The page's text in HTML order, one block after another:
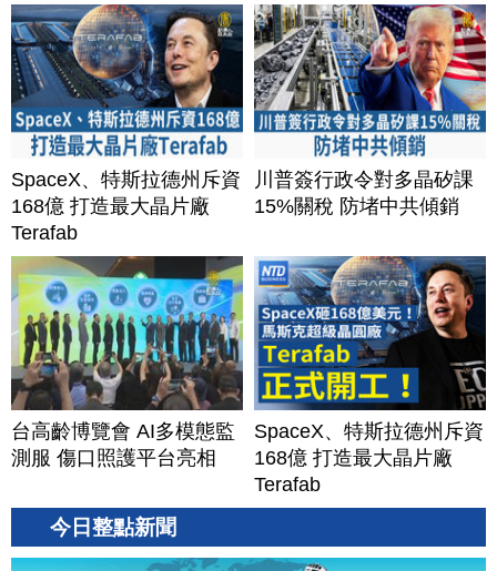
SpaceX、特斯拉德州斥資
168億 打造最大晶片廠
Terafab
川普簽行政令對多晶矽課
15%關稅 防堵中共傾銷
台高齡博覽會 AI多模態監
測服 傷口照護平台亮相
SpaceX、特斯拉德州斥資
168億 打造最大晶片廠
Terafab
今日整點新聞